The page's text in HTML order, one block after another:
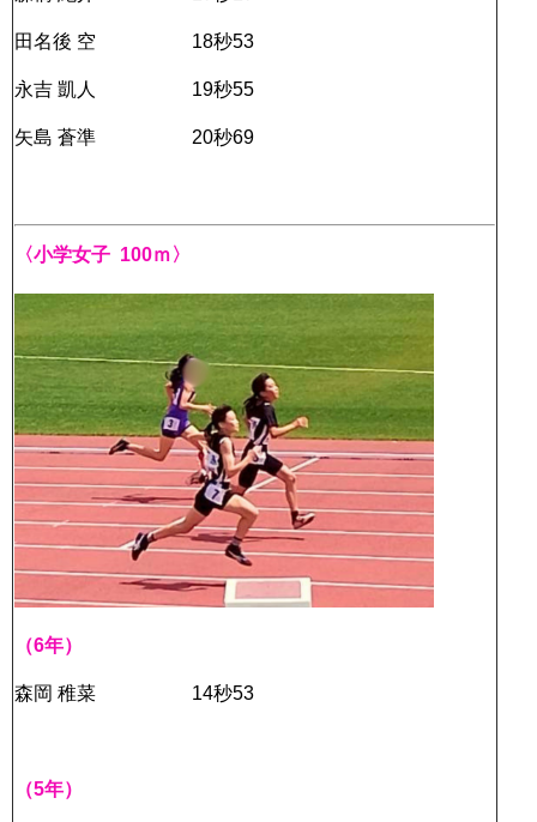
田名後 空 18秒53
永吉 凱人 19秒55
矢島 蒼準 20秒69
〈小学女子 100ｍ〉
（6年）
森岡 稚菜 14秒53
（5年）